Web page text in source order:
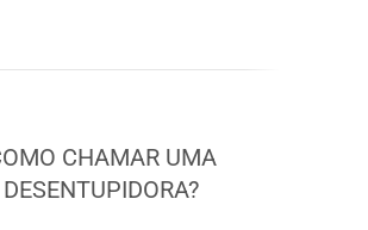
CHAMAR UMA
DESENTUPIDORA?